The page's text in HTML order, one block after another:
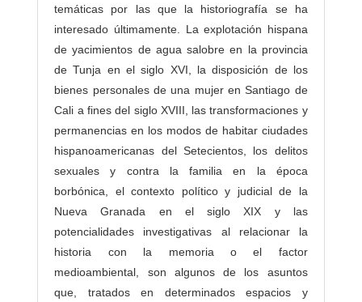
temáticas por las que la historiografía se ha
interesado últimamente. La explotación hispana
de yacimientos de agua salobre en la provincia
de Tunja en el siglo XVI, la disposición de los
bienes personales de una mujer en Santiago de
Cali a fines del siglo XVIII, las transformaciones y
permanencias en los modos de habitar ciudades
hispanoamericanas del Setecientos, los delitos
sexuales y contra la familia en la época
borbónica, el contexto político y judicial de la
Nueva Granada en el siglo XIX y las
potencialidades investigativas al relacionar la
historia con la memoria o el factor
medioambiental, son algunos de los asuntos
que, tratados en determinados espacios y